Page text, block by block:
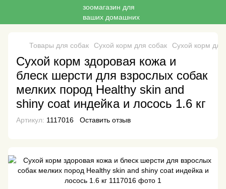
Товары для собак Сухой корм для собак Сухой корм
Сухой корм здоровая кожа и
блеск шерсти для взрослых собак
мелких пород Healthy skin and
shiny coat индейка и лосось 1.6 кг
Артикул: 1117016 Оставить отзыв